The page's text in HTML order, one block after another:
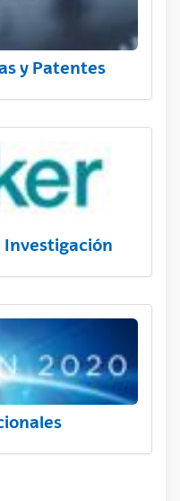
y Patentes
Investigación